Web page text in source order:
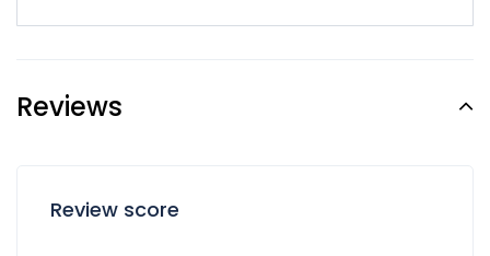
Reviews
Review score